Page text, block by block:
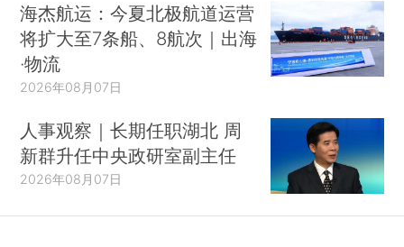
海杰航运：今夏北极航道运营
将扩大至7条船、8航次｜出海
·物流
2026年08月07日
人事观察｜长期任职湖北 周
新群升任中央政研室副主任
2026年08月07日